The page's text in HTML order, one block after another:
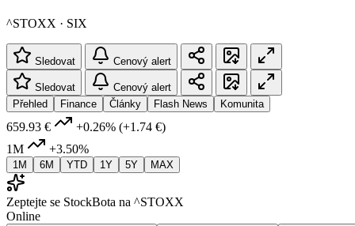
^STOXX · SIX
Sledovat Cenový alert
Sledovat
Cenový alert
Přehled
Finance Články Flash News Komunita
659.93 € +0.26% (+1.74 €)
1M
+3.50%
1M 6M YTD 1Y 5Y MAX
Zeptejte se StockBota na ^STOXX
Online